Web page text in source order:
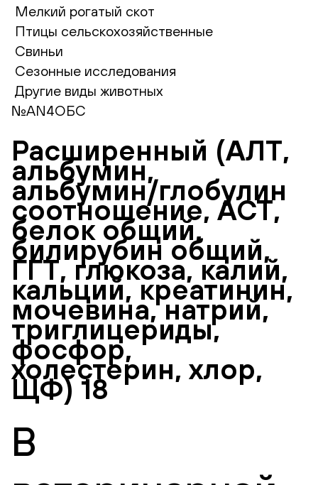
Мелкий рогатый скот
Птицы сельскохозяйственные
Свиньи
Сезонные исследования
Другие виды животных
№AN4ОБС
Расширенный (АЛТ,
альбумин,
альбумин/глобулин
соотношение, АСТ,
белок общий,
билирубин общий,
ГГТ, глюкоза, калий,
кальций, креатинин,
мочевина, натрий,
триглицериды,
фосфор,
холестерин, хлор,
ЩФ) 18
В